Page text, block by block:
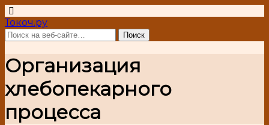
Токоч.ру
Организация
хлебопекарного
процесса